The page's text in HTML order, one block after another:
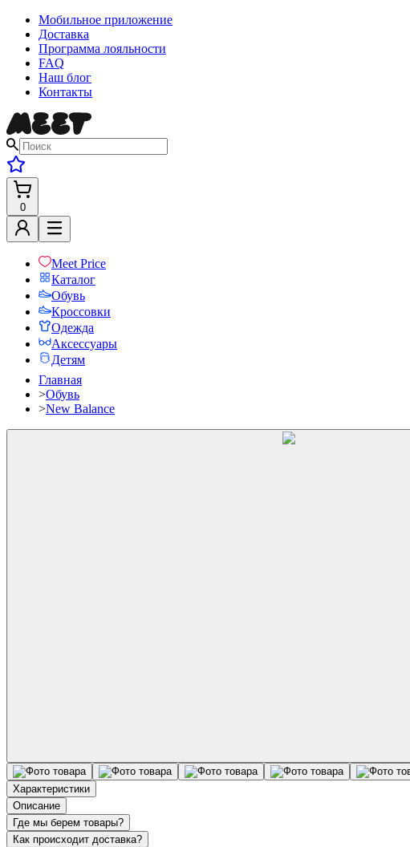
Мобильное приложение
Доставка
Программа лояльности
FAQ
Наш блог
Контакты
0
Meet Price
Каталог
Обувь
Кроссовки
Одежда
Аксессуары
Детям
Главная
>Обувь
>New Balance
Характеристики
Описание
Где мы берем товары?
Как происходит доставка?